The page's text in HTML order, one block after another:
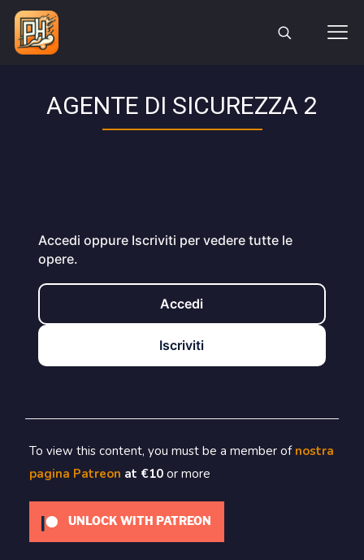
AGENTE DI SICUREZZA 2
Accedi oppure Iscriviti per vedere tutte le
opere.
Accedi
Iscriviti
To view this content, you must be a member of nostra
pagina Patreon at €10 or more
UNLOCK WITH PATREON